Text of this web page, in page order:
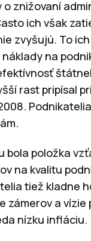
o znižovaní
ich však
zvyšujú. To
na
rast pripísal
bola položka
na kvalitu
tiež kladne
zámerov a
nízku infláciu.